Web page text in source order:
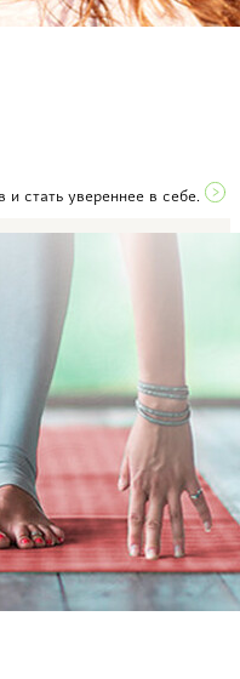
и стать увереннее в себе.